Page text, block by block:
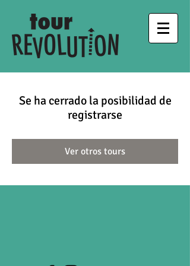
Se ha cerrado la posibilidad de
registrarse
Ver otros tours